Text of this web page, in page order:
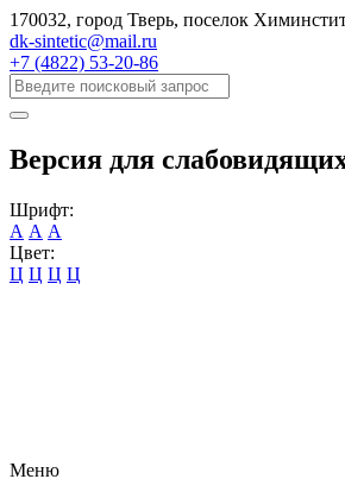
170032, город Тверь, поселок
dk-sintetic@mail.ru
+7 (4822) 53-20-86
Версия для
Шрифт:
А А А
Цвет:
Ц Ц Ц Ц
Меню